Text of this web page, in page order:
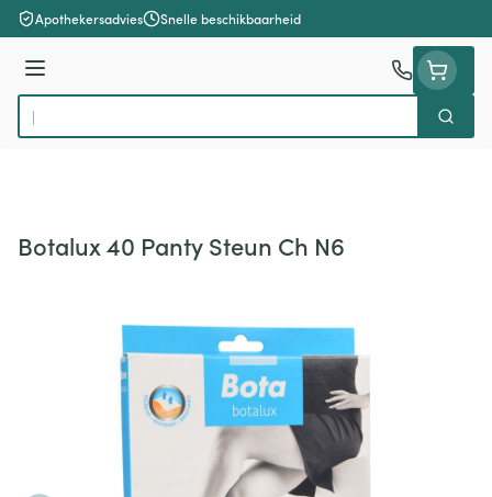
Ga naar de inhoud
Apothekersadvies Snelle beschikbaarheid
Menu
Product, merk, categorie...
Zoek
Botalux 40 Panty Steun Ch N6